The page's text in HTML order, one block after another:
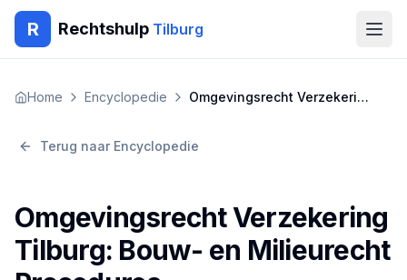
R Rechtshulp Tilburg
Home
Contact
🇳🇱 Nederlands 🇬🇧
Home Encyclopedie Omgevingsrecht Verzekering Tilburg: Bouw- en Milieurecht Procedures
Terug naar Encyclopedie
Omgevingsrecht Verzekering
Tilburg: Bouw- en Milieurecht